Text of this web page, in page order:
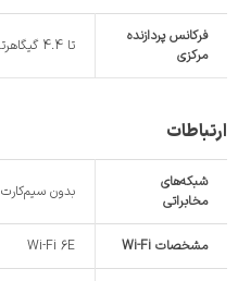
فرکانس پردازنده‌
مرکزی
تا 4.4 گیگاهرتز
ارتباطات
شبکه‌های
مخابراتی
بدون سیم‌کارت
مشخصات Wi-Fi Wi-Fi 6E